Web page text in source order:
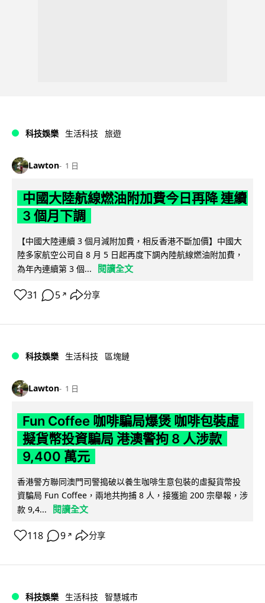
科技娛樂 生活科技 旅遊
Lawton 1 日
中國大陸航線燃油附加費今日再降 連續
3 個月下調
【中國大陸連續 3 個月減附加費，相反香港不斷加價】中國大
陸多家航空公司自 8 月 5 日起再度下調內陸航線燃油附加費，
為年內連續第 3 個...
閱讀全文
31 5 ↗ 分享
科技娛樂 生活科技 區塊鏈
Lawton 1 日
Fun Coffee 咖啡騙局爆煲 咖啡包裝虛
擬貨幣投資騙局 港澳警拘 8 人涉款
9,400 萬元
香港警方聯同澳門司警搗破以養生咖啡生意包裝的虛擬貨幣投
資騙局 Fun Coffee，兩地共拘捕 8 人，接獲逾 200 宗舉報，涉
款 9,4...
閱讀全文
118 9 ↗ 分享
科技娛樂 生活科技 智慧城市